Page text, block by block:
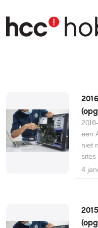
een
niet
te
4